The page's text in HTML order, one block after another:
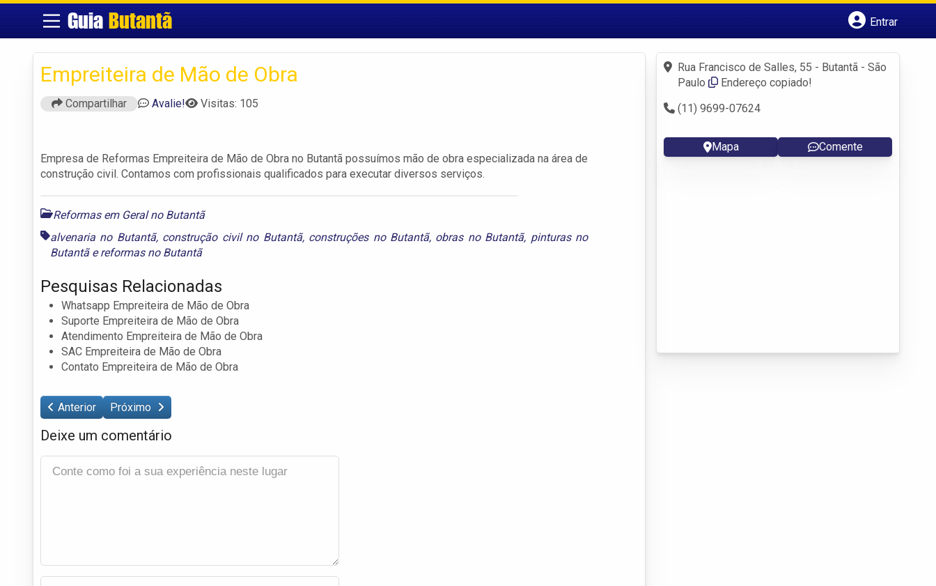
GuiaButantã
Entrar
Fazer login
Criar conta
Empreiteira de Mão de Obra
Compartilhar Avalie! Visitas: 105
Empresa de Reformas Empreiteira de Mão de Obra no Butantã possuímos mão de obra especializada na área de
construção civil. Contamos com profissionais qualificados para executar diversos serviços.
Reformas em Geral no Butantã
alvenaria no Butantã, construção civil no Butantã, construções no Butantã, obras no Butantã, pinturas no
Butantãereformas no Butantã
Pesquisas Relacionadas
Whatsapp Empreiteira de Mão de Obra
Suporte Empreiteira de Mão de Obra
Atendimento Empreiteira de Mão de Obra
SAC Empreiteira de Mão de Obra
Contato Empreiteira de Mão de Obra
Anterior Próximo
Deixe um comentário
Rua Francisco de Salles, 55 - Butantã - São
Paulo
Endereço copiado!
(11) 9699-07624
Mapa Comente